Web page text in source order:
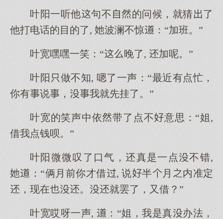
叶阳一听他句不的问候，就猜了
他打电话的目的了, 波澜不惊：“加班。”
叶宽嘿嘿一笑：“晚了, 加呢。”
叶阳做不知, 嗯了一声：“最近有点忙，
你有说，我就先挂了。”
叶宽的笑声中依带了点不意思：“姐,
借我点钱呗。”
叶阳微微叹了口气，真是一点不错,
：“俩月前你才借, 说半月内准定
，现在。就罢了，又借？”
叶宽哎呀一声, ：“姐，我是真办法，